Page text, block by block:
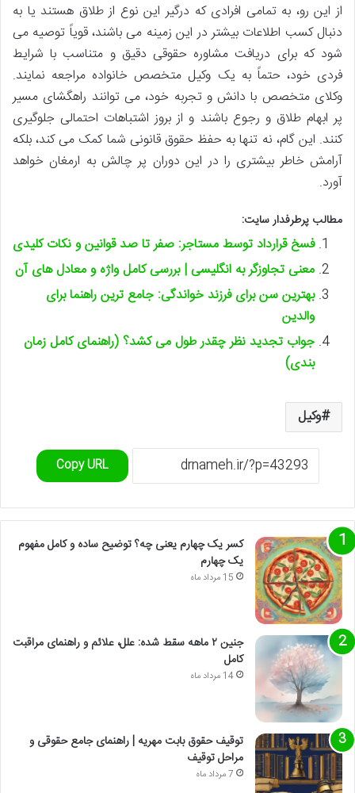
از این رو، به تمامی افرادی که درگیر این نوع از طلاق هستند یا به
دنبال کسب اطلاعات بیشتر در این زمینه می باشند، قویاً توصیه می
شود که برای دریافت مشاوره حقوقی دقیق و متناسب با شرایط
فردی خود، حتماً به یک وکیل متخصص خانواده مراجعه نمایند.
وکلای متخصص با دانش و تجربه خود، می توانند راهگشای مسیر
پر ابهام طلاق و رجوع باشند و از بروز اشتباهات احتمالی جلوگیری
کنند. این گام، نه تنها به حفظ حقوق قانونی شما کمک می کند، بلکه
آرامش خاطر بیشتری را در این دوران پر چالش به ارمغان خواهد
آورد.
مطالب پرطرفدار سایت:
فسخ قرارداد توسط مستاجر: صفر تا صد قوانین و نکات کلیدی
معنی تجاوزگر به انگلیسی | بررسی کامل واژه و معادل های آن
بهترین سن برای فرزند خواندگی: جامع ترین راهنما برای
والدین
جواب تجدید نظر چقدر طول می کشد؟ (راهنمای کامل زمان
بندی)
وکیل
Copy URL
کسر یک چهارم یعنی چه؟ توضیح ساده و کامل مفهوم
یک چهارم
15 مرداد ماه
جنین ۲ ماهه سقط شده: علل، علائم و راهنمای مراقبت
کامل
14 مرداد ماه
توقیف حقوق بابت مهریه | راهنمای جامع حقوقی و
مراحل توقیف
7 مرداد ماه